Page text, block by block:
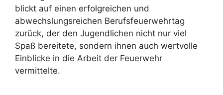
blickt auf einen erfolgreichen und
abwechslungsreichen Berufsfeuerwehrtag
zurück, der den Jugendlichen nicht nur viel
Spaß bereitete, sondern ihnen auch wertvolle
Einblicke in die Arbeit der Feuerwehr
vermittelte.